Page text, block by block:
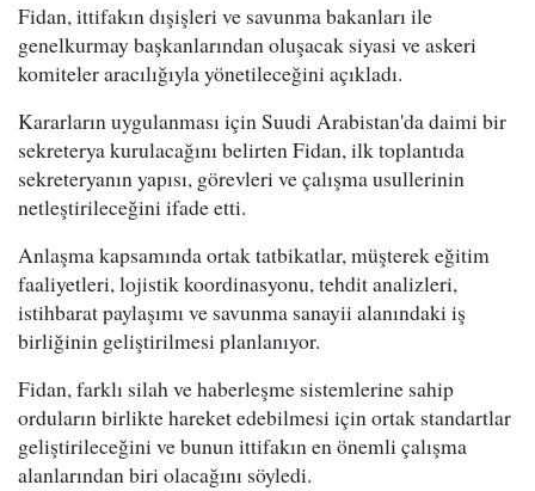
Fidan, ittifakın dışişleri ve savunma bakanları ile
genelkurmay başkanlarından oluşacak siyasi ve askeri
komiteler aracılığıyla yönetileceğini açıkladı.
Kararların uygulanması için Suudi Arabistan'da daimi bir
sekreterya kurulacağını belirten Fidan, ilk toplantıda
sekreteryanın yapısı, görevleri ve çalışma usullerinin
netleştirileceğini ifade etti.
Anlaşma kapsamında ortak tatbikatlar, müşterek eğitim
faaliyetleri, lojistik koordinasyonu, tehdit analizleri,
istihbarat paylaşımı ve savunma sanayii alanındaki iş
birliğinin geliştirilmesi planlanıyor.
Fidan, farklı silah ve haberleşme sistemlerine sahip
orduların birlikte hareket edebilmesi için ortak standartlar
geliştirileceğini ve bunun ittifakın en önemli çalışma
alanlarından biri olacağını söyledi.